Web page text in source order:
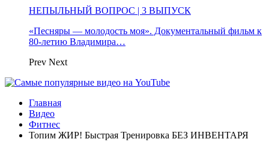
НЕПЫЛЬНЫЙ ВОПРОС | 3 ВЫПУСК
«Песняры — молодость моя». Документальный фильм к
80-летию Владимира…
Prev Next
Главная
Видео
Фитнес
Топим ЖИР! Быстрая Тренировка БЕЗ ИНВЕНТАРЯ